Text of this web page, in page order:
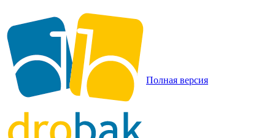
Полная версия